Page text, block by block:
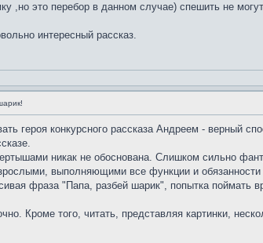
,но это перебор в данном случае) спешить не
интересный рассказ.
героя конкурсного рассказа Андреем - верный
никак не обоснована. Слишком сильно
выполняющими все функции и
фраза "Папа, разбей шарик", попытка
Кроме того, читать, представляя картинки,